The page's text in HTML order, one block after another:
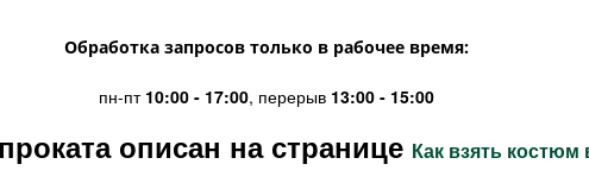
Обработка запросов только в рабочее время:
пн-пт 10:00 - 17:00, перерыв 13:00 - 15:00
описан на странице Как взять костюм